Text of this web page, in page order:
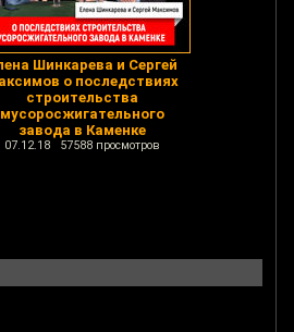
Шинкарева и Сергей
о последствиях
строительства
мусоросжигательного
завода в Каменке
07.12.18 57588 просмотров